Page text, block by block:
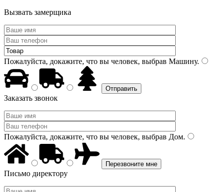
Вызвать замерщика
Пожалуйста, докажите, что вы человек, выбрав Машину.
Заказать звонок
Пожалуйста, докажите, что вы человек, выбрав Дом.
Письмо директору